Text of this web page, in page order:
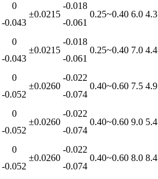
0
-0.043
±0.0215
-0.018
-0.061
0.25~0.40 6.0 4.3
0
-0.043
±0.0215
-0.018
-0.061
0.25~0.40 7.0 4.4
0
-0.052
±0.0260
-0.022
-0.074
0.40~0.60 7.5 4.9
0
-0.052
±0.0260
-0.022
-0.074
0.40~0.60 9.0 5.4
0
-0.052
±0.0260
-0.022
-0.074
0.40~0.60 8.0 8.4